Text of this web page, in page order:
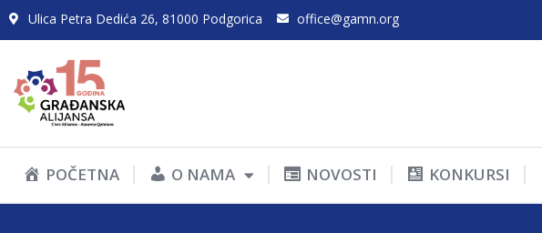
Ulica Petra Dedića 26, 81000 Podgorica office@gamn.org
POČETNA O NAMA NOVOSTI KONKURSI